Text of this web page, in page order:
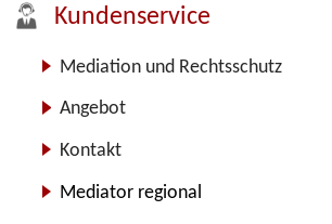
Kundenservice
Mediation und Rechtsschutz
Angebot
Kontakt
Mediator regional